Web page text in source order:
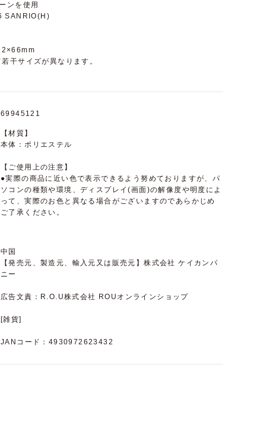
ンを使用
SANRIO(H)
干サイズが異なります。
69945121
【材質】
本体：ポリエステル
【ご使用上の注意】
●実際の商品に近い色で表示できるよう努めておりますが、パ
ソコンの種類や環境、ディスプレイ(画面)の解像度や明度によ
って、実際のお色と異なる場合がございますのであらかじめ
ご了承ください。
中国
【発売元、製造元、輸入元又は販売元】株式会社 ケイカンパ
ニー
広告文責：R.O.U株式会社 ROUオンラインショップ
[雑貨]
JANコード：4930972623432